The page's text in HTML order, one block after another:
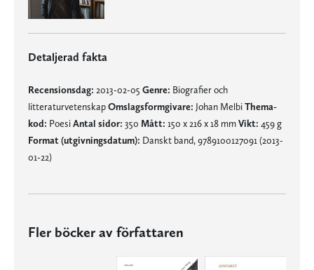
Detaljerad fakta
Recensionsdag: 2013-02-05 Genre: Biografier och
litteraturvetenskapOmslagsformgivare: Johan MelbiThema-
kod: PoesiAntal sidor: 350 Mått: 150 x 216 x 18 mmVikt: 459 g
Format (utgivningsdatum): Danskt band, 9789100127091 (2013-
01-22)
Fler böcker av författaren